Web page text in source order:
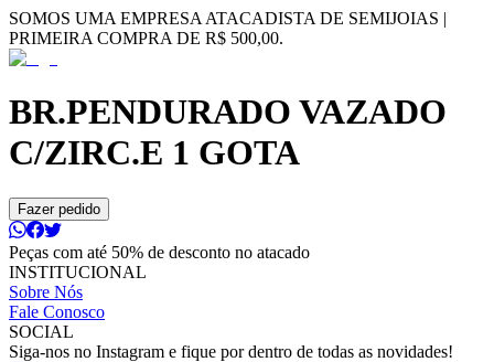
SOMOS UMA EMPRESA ATACADISTA DE SEMIJOIAS |
PRIMEIRA COMPRA DE R$ 500,00.
BR.PENDURADO VAZADO
C/ZIRC.E 1 GOTA
Fazer pedido
Peças com até 50% de desconto no atacado
INSTITUCIONAL
Sobre Nós
Fale Conosco
SOCIAL
Siga-nos no Instagram e fique por dentro de todas as novidades!